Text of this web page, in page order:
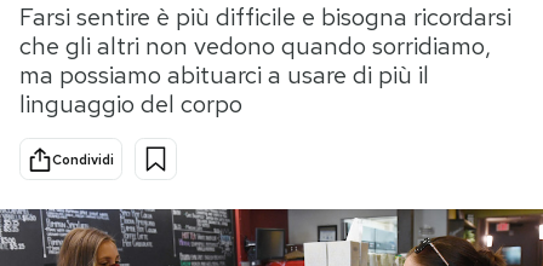
Tecnologia
Internet
Scienza
Cultura
Economia
Storie/Idee
Ok Boomer!
Media
Farsi sentire è più difficile e bisogna ricordarsi
che gli altri non vedono quando sorridiamo,
ma possiamo abituarci a usare di più il
linguaggio del corpo
Condividi